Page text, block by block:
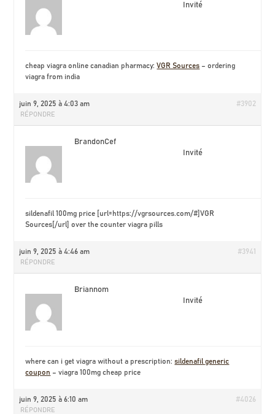
Invité
cheap viagra online canadian pharmacy:VGR Sources – ordering
viagra from india
juin 9, 2025 à 4:03 am #3902
RÉPONDRE
BrandonCef
Invité
sildenafil 100mg price [url=https://vgrsources.com/#]VGR
Sources[/url] over the counter viagra pills
juin 9, 2025 à 4:46 am #3941
RÉPONDRE
Briannom
Invité
where can i get viagra without a prescription:sildenafil generic
coupon – viagra 100mg cheap price
juin 9, 2025 à 6:10 am #4026
RÉPONDRE